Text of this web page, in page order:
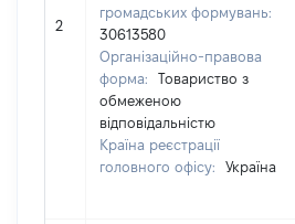
2
громадських формувань:
30613580
Організаційно-правова
форма:
Товариство з
обмеженою
відповідальністю
Країна реєстрації
головного офісу:
Україна